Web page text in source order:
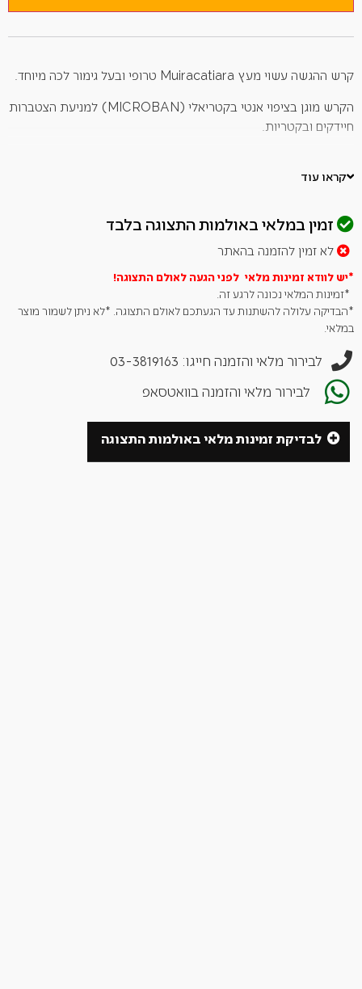
למוצר
קרש ההגשה עשוי מעץ Muiracatiara טרופי ובעל גימור לכה מיוחד.
הקרש מוגן בציפוי אנטי בקטריאלי (MICROBAN) למניעת הצטברות
חיידקים ובקטריות.
בקרש ההגשה ישנן תעלות שמנקזות את נוזלי המזון המסייעות לכך
מומלץ להגשה וחיתוך של בשר, ירקות, דגים וכדומה.
לפני השימוש הראשוני יש לשטוף את קרש ההגשה עם מים חמים
וסבון ולייבש היטב.
כאשר קרש ההגשה יבש יש לעבור עליו עם בד משומן ולהקפיד שלא
יש לייבש היטב לפני האחסון. הייבוש תורם לשמירה על הנראות
הטבעית של העץ.
יש לאחסן במקום מאוורר.
קראו עוד
זמין במלאי באולמות התצוגה בלבד
לא זמין להזמנה בהאתר
*יש לוודא זמינות מלאי לפני הגעה לאולם התצוגה!
*זמינות המלאי נכונה לרגע זה.
*הבדיקה עלולה להשתנות עד הגעתכם לאולם התצוגה. *לא ניתן לשמור מוצר
במלאי.
לבירור מלאי והזמנה חייגו: 03-3819163
לבירור מלאי והזמנה בוואטסאפ
לבדיקת זמינות מלאי באולמות התצוגה